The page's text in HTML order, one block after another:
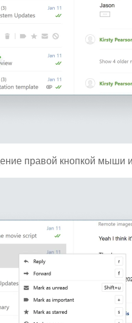
правой кнопкой мыши